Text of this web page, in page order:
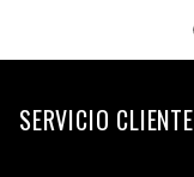
SERVICIO CLIENTE